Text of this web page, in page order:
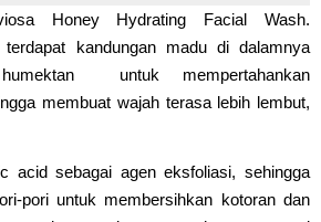
Honey Hydrating Facial Wash.
terdapat kandungan madu di dalamnya
untuk mempertahankan
membuat wajah terasa lebih lembut,
acid sebagai agen eksfoliasi, sehingga
pori untuk membersihkan kotoran dan